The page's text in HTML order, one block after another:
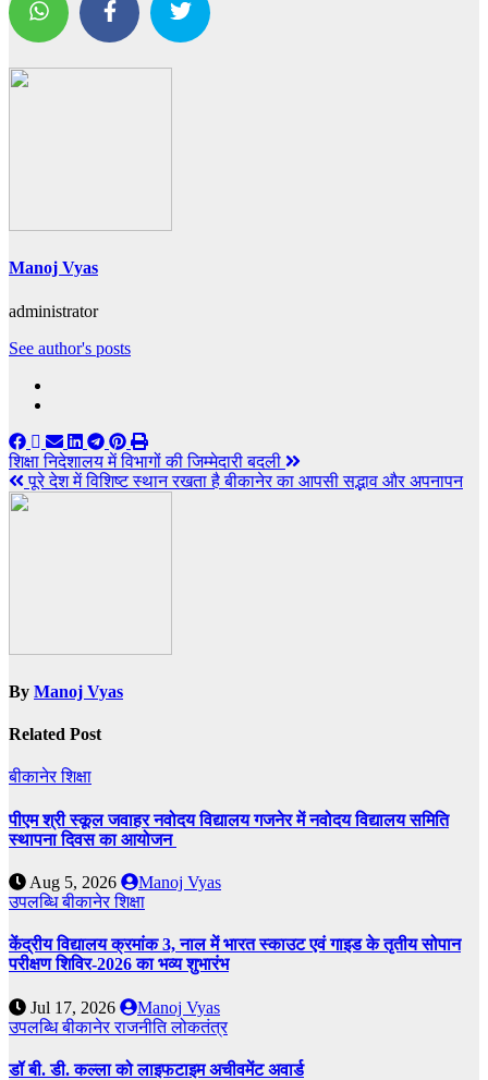
Manoj Vyas
administrator
See author's posts
Post
navigation
शिक्षा निदेशालय में विभागों की जिम्मेदारी बदली
पूरे देश में विशिष्ट स्थान रखता है बीकानेर का आपसी सद्भाव और अपनापन
By Manoj Vyas
Related Post
बीकानेरशिक्षा
पीएम श्री स्कूल जवाहर नवोदय विद्यालय गजनेर में नवोदय विद्यालय समिति
स्थापना दिवस का आयोजन
Aug 5, 2026
Manoj Vyas
उपलब्धिबीकानेरशिक्षा
केंद्रीय विद्यालय क्रमांक 3, नाल में भारत स्काउट एवं गाइड के तृतीय सोपान
परीक्षण शिविर-2026 का भव्य शुभारंभ
Jul 17, 2026
Manoj Vyas
उपलब्धिबीकानेरराजनीतिलोकतंत्र
डॉ बी. डी. कल्ला को लाइफटाइम अचीवमेंट अवार्ड